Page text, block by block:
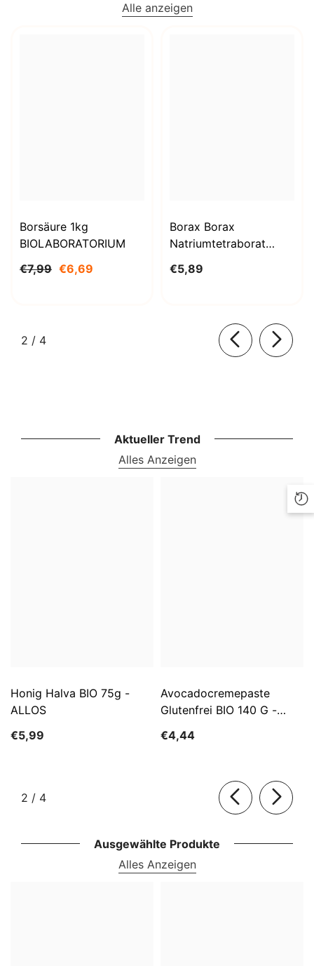
Alle anzeigen
Borsäure 1kg
BIOLABORATORIUM
€7,99 €6,69
Borax Borax
Natriumtetraborat
BioLaboratorium
€5,89
2 / von
4
Aktueller Trend
Alles Anzeigen
Honig Halva BIO 75g -
ALLOS
€5,99
Avocadocremepaste
Glutenfrei BIO 140 G -
€4,44
2 / von
4
Ausgewählte Produkte
Alles Anzeigen